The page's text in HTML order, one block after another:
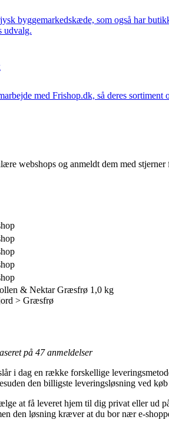
byggemarkedskæde, som også har
udvalg.
med Frishop.dk, så deres
webshops og anmeldt dem med
& Nektar Græsfrø 1,0 kg
> Græsfrø
på 47anmeldelser
i dag en række forskellige
den billigste leveringsløsning ved
at få leveret hjem til dig privat eller ud
den løsning kræver at du bor nær e-